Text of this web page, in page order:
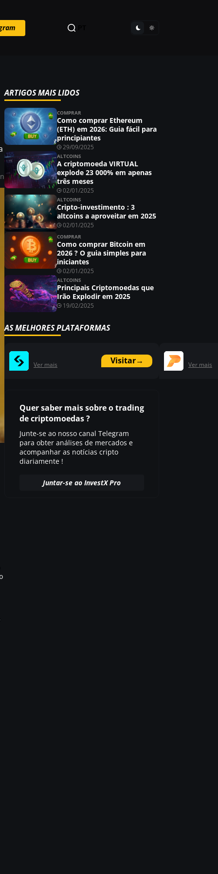
ARTIGOS MAIS LIDOS
COMPRAR
Como comprar Ethereum
(ETH) em 2026: Guia fácil para
principiantes
29/09/2025
ALTCOINS
A criptomoeda VIRTUAL
explode 23 000% em apenas
três meses
02/01/2025
ALTCOINS
Cripto-investimento : 3
altcoins a aproveitar em 2025
02/01/2025
COMPRAR
Como comprar Bitcoin em
2026 ? O guia simples para
iniciantes
02/01/2025
ALTCOINS
Principais Criptomoedas que
Irão Explodir em 2025
19/02/2025
AS MELHORES PLATAFORMAS
Visitar→
Ver mais Ver mais
Quer saber mais sobre o trading
de criptomoedas ?
Junte-se ao nosso canal Telegram
para obter análises de mercados e
acompanhar as notícias cripto
diariamente !
Juntar-se ao InvestX Pro